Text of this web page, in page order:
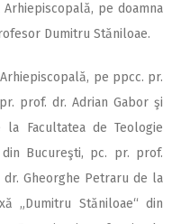
pe doamna
Dumitru Stăniloae.
pe ppcc. pr.
prof. dr. Adrian Gabor şi
Facultatea de Teologie
din Bucureşti, pc. pr. prof.
dr. Gheorghe Petraru de la
„Dumitru Stăniloae“ din